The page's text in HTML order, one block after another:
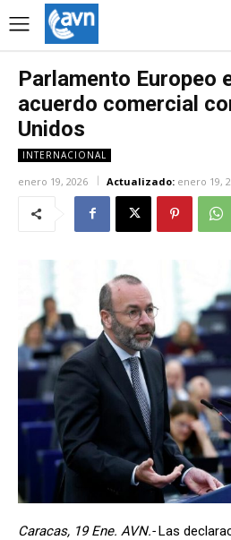
Parlamento Europeo
acuerdo comercial
Unidos
INTERNACIONAL
enero 19, 2026 Actualizado: enero 19,
Caracas, 19 Ene. AVN.-Las